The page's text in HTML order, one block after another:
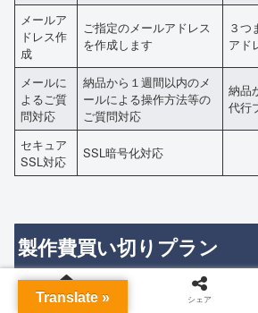
メールア
ドレス作
成
ご指定のメールアドレス
を作成します
３
アド
メールに
よるご質
問対応
納品から１週間以内のメ
ールによる操作方法等の
ご質問対応
納品
代行
セキュア
SSL対応
SSL暗号化対応
製作費買い切りプラン
ホーム シェア
Translate »